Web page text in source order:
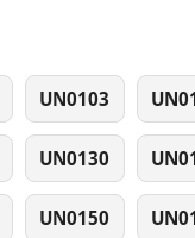
UN0103
UN0130
UN0150